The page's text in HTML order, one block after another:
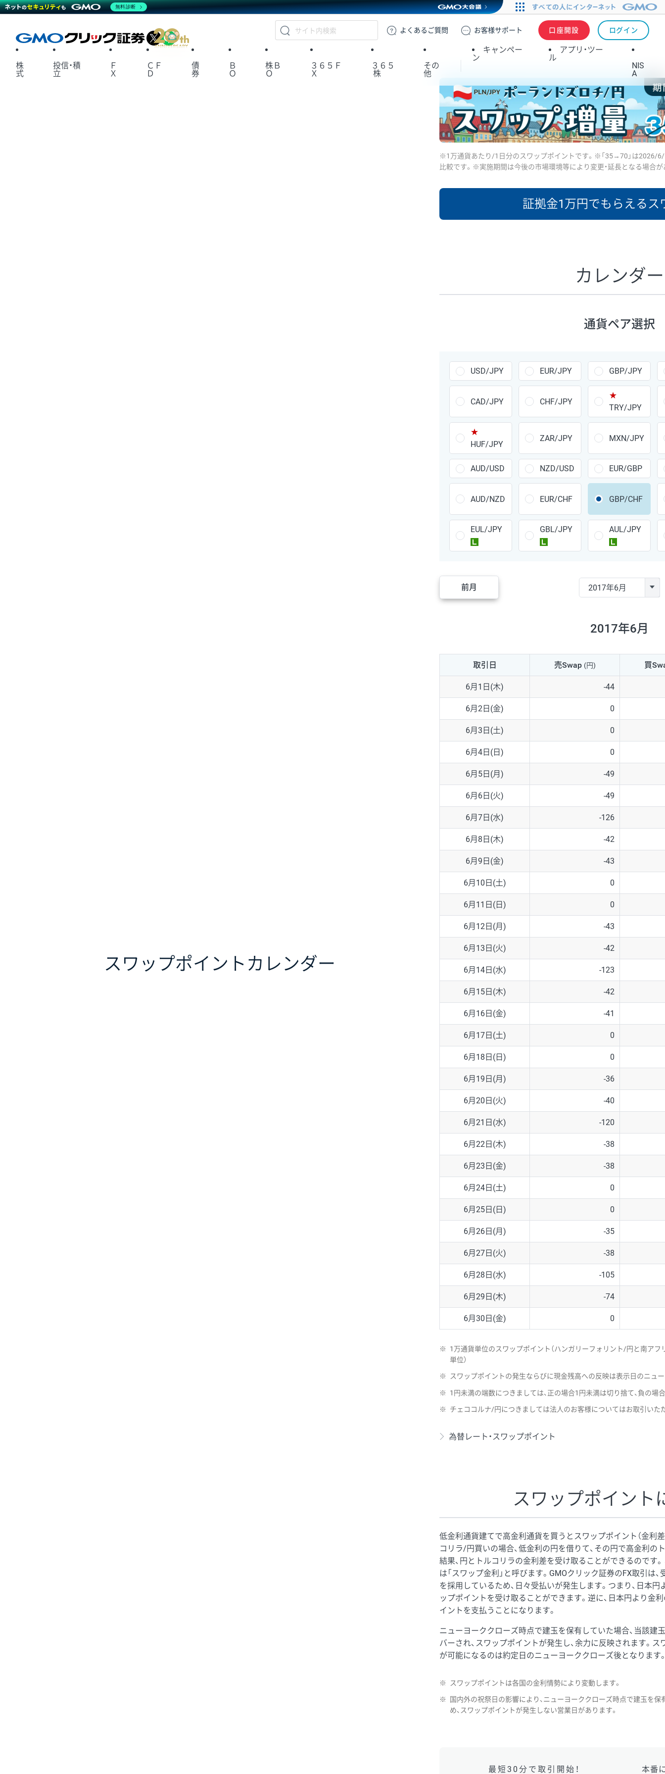
GMOクリック証券
よくある ご質問 お客様サポート 口座開設 ログイン
X
株
式
投信・積
立
Ｆ
Ｘ
ＣＦ
Ｄ
債
券
Ｂ
Ｏ
株Ｂ
Ｏ
３６５Ｆ
Ｘ
３６５
株
その
他
キャンペー
ン
アプリ・ツー
ル
NIS
A
スワップポイント カレンダー
※1万通貨あたり/1日分のスワップポイントです。※「35→70」は2026/6/
比較です。※実施期間は今後の市場環境等により変更・延長となる場合が
証拠金1万円でもらえるス
あたりの
ポイント
GBP/JPY 170円
AUD/JPY 106円
NZD/JPY 28円
CAD/JPY 38円
CHF/JPY 34円
PLN/JPY 35円
HUF/JPY 16円
ZAR/JPY 130円
MXN/JPY 140円
AUD/USD
NZD/USD 41円
EUR/GBP 71円
EUR/AUD 103円
GBP/AUD 43円
AUD/NZD 66円
EUR/CHF 111円
GBP/CHF 220円
USD/CHF 160円
※取引証拠金は同日の当社為替レート（ニューヨーククローズ・MIDレ
※ハンガリーフォリント/円と南アフリカランド/円とメキシコペソ/
カレンダー
通貨ペア選択
USD/JPY EUR/JPY GBP/JPY
CAD/JPY CHF/JPY
★
TRY/JPY
★
HUF/JPY
ZAR/JPY MXN/JPY
AUD/USD NZD/USD EUR/GBP
AUD/NZD EUR/CHF GBP/CHF
EUL/JPY
GBL/JPY
AUL/JPY
前月
2017年6月
取引日 売Swap (円) 買
6月1日(木) -44
6月2日(金) 0
6月3日(土) 0
6月4日(日) 0
6月5日(月) -49
6月6日(火) -49
6月7日(水) -126
6月8日(木) -42
6月9日(金) -43
6月10日(土) 0
6月11日(日) 0
6月12日(月) -43
6月13日(火) -42
6月14日(水) -123
6月15日(木) -42
6月16日(金) -41
6月17日(土) 0
6月18日(日) 0
6月19日(月) -36
6月20日(火) -40
6月21日(水) -120
6月22日(木) -38
6月23日(金) -38
6月24日(土) 0
6月25日(日) 0
6月26日(月) -35
6月27日(火) -38
6月28日(水) -105
6月29日(木) -74
6月30日(金) 0
※
1万通貨単位のスワップポイント（ハンガリーフォリント/円と南ア
単位）
※ スワップポイントの発生ならびに現金残高への反映は表示日のニュ
※ 1円未満の端数につきましては、正の場合1円未満は切り捨て、負の場
※ チェココルナ/円につきましては法人のお客様についてはお取引いた
為替レート・スワップポイント
スワップポイント
低金利通貨建てで高金利通貨を買うとスワップポイント（金利
コリラ/円買いの場合、低金利の円を借りて、その円で高金利の
結果、円とトルコリラの金利差を受け取ることができるのです
は「スワップ金利」と呼びます。GMOクリック証券のFX取引は
を採用しているため、日々受払いが発生します。つまり、日本
ップポイントを受け取ることができます。逆に、日本円より金
イントを支払うことになります。
ニューヨーククローズ時点で建玉を保有していた場合、当該建
バーされ、スワップポイントが発生し、余力に反映されます。
が可能になるのは約定日のニューヨーククローズ後となります
※ スワップポイントは各国の金利情勢により変動します。
※
国内外の祝祭日の影響により、ニューヨーククローズ時点で建玉を
め、スワップポイントが発生しない営業日があります。
最短30分で取引開始！ 本番
無料診断